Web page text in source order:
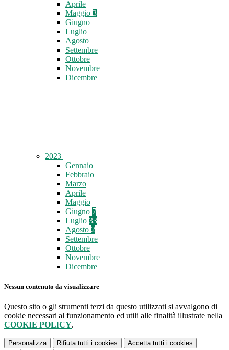
Aprile
Maggio 3
Giugno
Luglio
Agosto
Settembre
Ottobre
Novembre
Dicembre
2023
Gennaio
Febbraio
Marzo
Aprile
Maggio
Giugno 7
Luglio 33
Agosto 2
Settembre
Ottobre
Novembre
Dicembre
Nessun contenuto da visualizzare
Questo sito o gli strumenti terzi da questo utilizzati si avvalgono di
cookie necessari al funzionamento ed utili alle finalità illustrate nella
COOKIE POLICY.
Personalizza Rifiuta tutti i cookies Accetta tutti i cookies